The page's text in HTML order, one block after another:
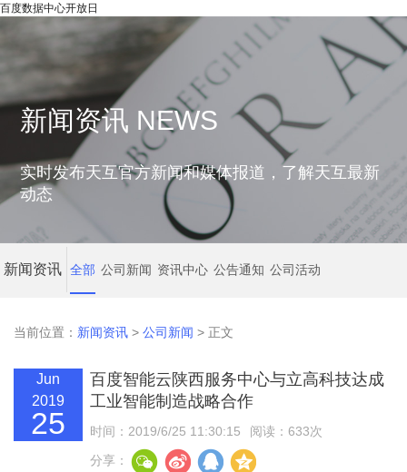
百度数据中心开放日
新闻资讯 NEWS
实时发布天互官方新闻和媒体报道，了解天互最新
动态
新闻资讯 全部 公司新闻 资讯中心 公告通知 公司活动
当前位置： 新闻资讯 >公司新闻 > 正文
Jun
2019
25
百度智能云陕西服务中心与立高科技达成
工业智能制造战略合作
时间：2019/6/25 11:30:15
阅读：633次
分享：